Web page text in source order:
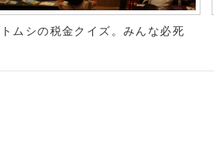
ムシの税金クイズ。みんな必死